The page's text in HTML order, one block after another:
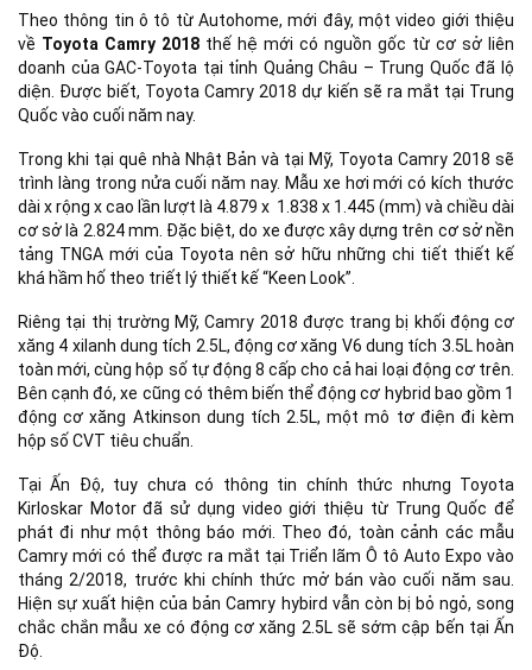
Theo thông tin ô tô từ Autohome, mới đây, một video giới thiệu
về Toyota Camry 2018 thế hệ mới có nguồn gốc từ cơ sở liên
doanh của GAC-Toyota tại tỉnh Quảng Châu – Trung Quốc đã lộ
diện. Được biết, Toyota Camry 2018 dự kiến sẽ ra mắt tại Trung
Quốc vào cuối năm nay.
Trong khi tại quê nhà Nhật Bản và tại Mỹ, Toyota Camry 2018 sẽ
trình làng trong nửa cuối năm nay. Mẫu xe hơi mới có kích thước
dài x rộng x cao lần lượt là 4.879 x 1.838 x 1.445 (mm) và chiều dài
cơ sở là 2.824 mm. Đặc biệt, do xe được xây dựng trên cơ sở nền
tảng TNGA mới của Toyota nên sở hữu những chi tiết thiết kế
khá hầm hố theo triết lý thiết kế “Keen Look”.
Riêng tại thị trường Mỹ, Camry 2018 được trang bị khối động cơ
xăng 4 xilanh dung tích 2.5L, động cơ xăng V6 dung tích 3.5L hoàn
toàn mới, cùng hộp số tự động 8 cấp cho cả hai loại động cơ trên.
Bên cạnh đó, xe cũng có thêm biến thể động cơ hybrid bao gồm 1
động cơ xăng Atkinson dung tích 2.5L, một mô tơ điện đi kèm
hộp số CVT tiêu chuẩn.
Tại Ấn Độ, tuy chưa có thông tin chính thức nhưng Toyota
Kirloskar Motor đã sử dụng video giới thiệu từ Trung Quốc để
phát đi như một thông báo mới. Theo đó, toàn cảnh các mẫu
Camry mới có thể được ra mắt tại Triển lãm Ô tô Auto Expo vào
tháng 2/2018, trước khi chính thức mở bán vào cuối năm sau.
Hiện sự xuất hiện của bản Camry hybird vẫn còn bị bỏ ngỏ, song
chắc chắn mẫu xe có động cơ xăng 2.5L sẽ sớm cập bến tại Ấn
Độ.